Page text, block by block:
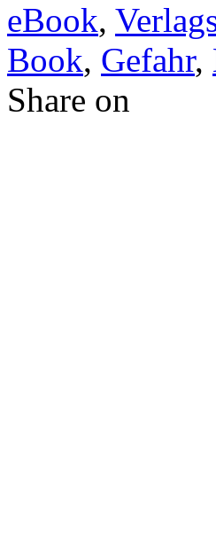
eBook,
Book, Gefahr,
Share on